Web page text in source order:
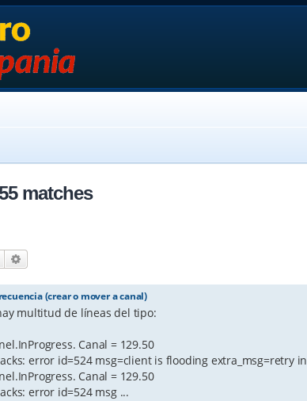
matches
Search
(crear o mover a canal)
multitud de líneas del tipo:
Canal = 129.50
error id=524 msg=client is flooding extra_msg=retry in
Canal = 129.50
error id=524 msg ...